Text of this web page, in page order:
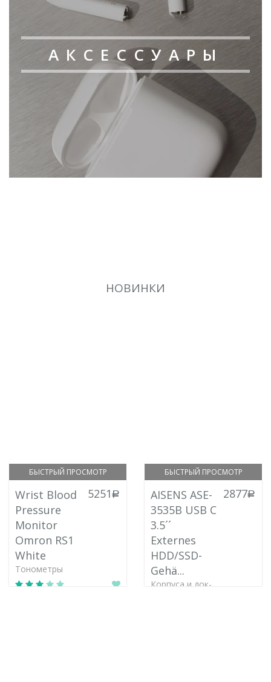
АКСЕССУАРЫ
НОВИНКИ
БЫСТРЫЙ ПРОСМОТР
Wrist Blood
Pressure
Monitor
Omron RS1
White
Тонометры
5251руб.
БЫСТРЫЙ ПРОСМОТР
AISENS ASE-
3535B USB C
3.5´´
Externes
HDD/SSD-
Gehä...
Корпуса и док-
2877руб.